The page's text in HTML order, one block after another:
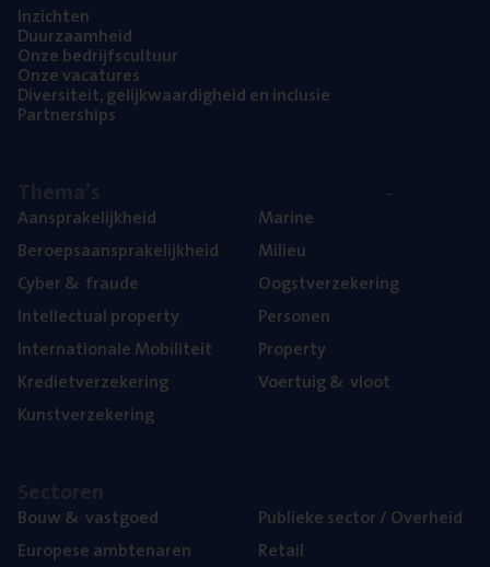
Inzich­ten
Duur­zaam­heid
Onze bedrijfs­cul­tuur
Onze vaca­tu­res
Diver­si­teit, gelijk­waar­dig­heid en inclusie
Part­ner­ships
Aan­spra­ke­lijk­heid
Beroeps­aan­spra­ke­lijk­heid
Cyber& fraude
Intel­lec­tu­al property
Inter­na­ti­o­na­le Mobiliteit
Kre­diet­ver­ze­ke­ring
Kunst­ver­ze­ke­ring
Mari­ne
Mili­eu
Oogst­ver­ze­ke­ring
Per­so­nen
Pro­per­ty
Voer­tuig& vloot
Bouw& vastgoed
Euro­pe­se ambtenaren
Publie­ke sec­tor / Overheid
Retail